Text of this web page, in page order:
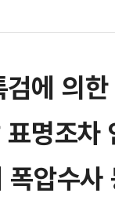
에 의
명조차
압수사